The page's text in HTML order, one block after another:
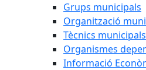
Grups municipals
Organització
Tècnics municipals
Organismes
Informació